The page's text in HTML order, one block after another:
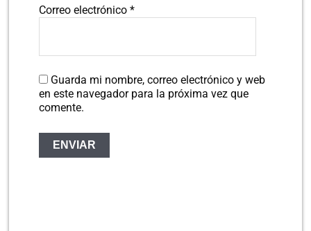
Correo electrónico*
Guarda mi nombre, correo electrónico y web
en este navegador para la próxima vez que
comente.